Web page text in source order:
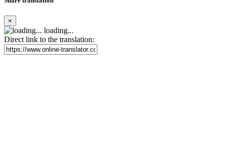
×
loading...
Direct link to the translation: